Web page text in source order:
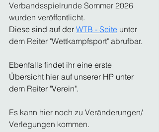
Verbandsspielrunde Sommer 2026
wurden veröffentlicht.
Diese sind auf der WTB - Seite unter
dem Reiter "Wettkampfsport" abrufbar.
Ebenfalls findet ihr eine erste
Übersicht hier auf unserer HP unter
dem Reiter "Verein".
Es kann hier noch zu Veränderungen/
Verlegungen kommen.